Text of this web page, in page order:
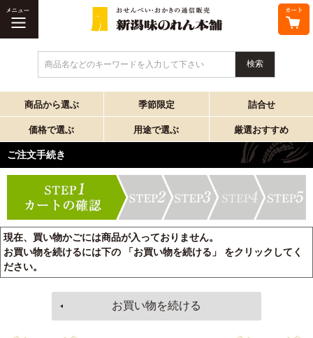
商品名などのキーワードを入力して下さい
商品から選ぶ 季節限定 詰合せ
価格で選ぶ 用途で選ぶ 厳選おすすめ
ご注文手続き
現在、買い物かごには商品が入っておりません。
お買い物を続けるには下の 「お買い物を続ける」 をクリックしてく
ださい。